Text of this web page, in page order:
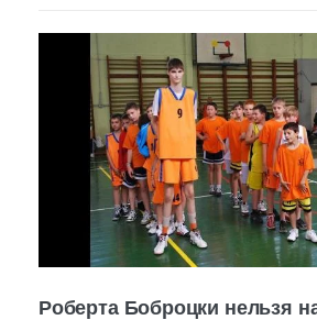
Роберта Боброцки нельзя